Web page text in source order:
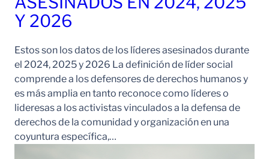
Y 2026
Estos son los datos de los líderes asesinados durante
el 2024, 2025 y 2026 La definición de líder social
comprende a los defensores de derechos humanos y
es más amplia en tanto reconoce como líderes o
lideresas a los activistas vinculados a la defensa de
derechos de la comunidad y organización en una
coyuntura específica,…